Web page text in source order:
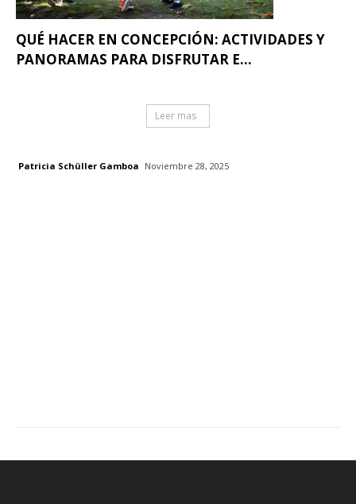
QUÉ HACER EN CONCEPCIÓN: ACTIVIDADES Y
PANORAMAS PARA DISFRUTAR E...
Leer mas
Patricia Schüller Gamboa Noviembre 28, 2025